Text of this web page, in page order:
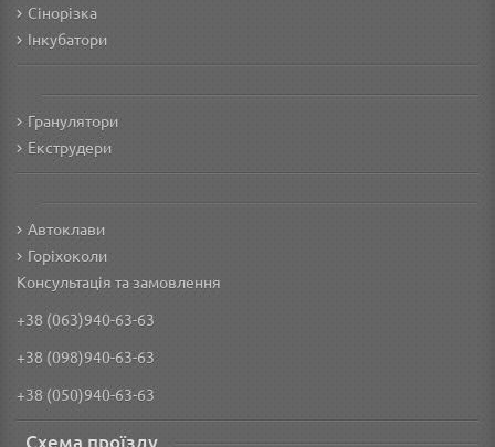
Сінорізка
Інкубатори
Гранулятори
Екструдери
Автоклави
Горіхоколи
Консультація та замовлення
+38 (063)940-63-63
+38 (098)940-63-63
+38 (050)940-63-63
Схема проїзду